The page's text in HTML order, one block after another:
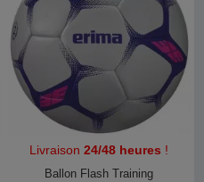
Livraison24/48 heures !
Ballon Flash Training